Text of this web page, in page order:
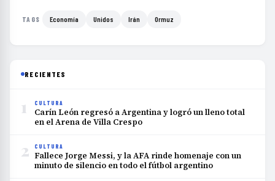
TAGS Economía Unidos Irán Ormuz
RECIENTES
1 CULTURA
Carín León regresó a Argentina y logró un lleno total
en el Arena de Villa Crespo
2 CULTURA
Fallece Jorge Messi, y la AFA rinde homenaje con un
minuto de silencio en todo el fútbol argentino